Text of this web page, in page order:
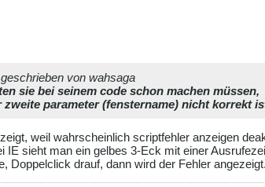
von wahsaga
sie bei seinem code schon machen müssen,
zweite parameter (fenstername) nicht korrekt
weil wahrscheinlich scriptfehler anzeigen
IE sieht man ein gelbes 3-Eck mit einer
Doppelclick drauf, dann wird der Fehler angezeigt.